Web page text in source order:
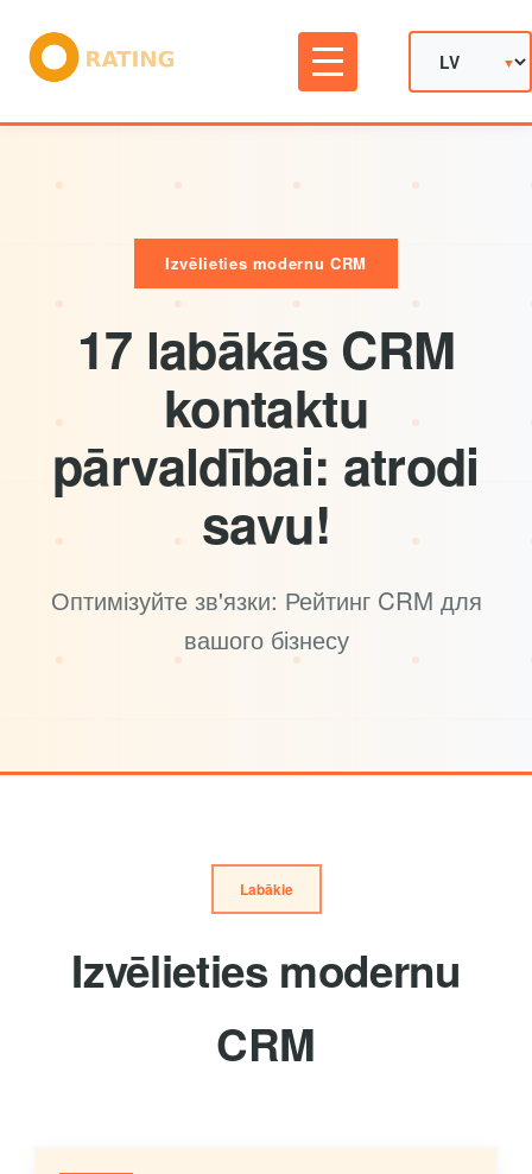
Izvēlieties modernu CRM
17 labākās CRM
kontaktu
pārvaldībai: atrodi
savu!
Оптимізуйте зв'язки: Рейтинг CRM для
вашого бізнесу
Labākie
Izvēlieties modernu
CRM